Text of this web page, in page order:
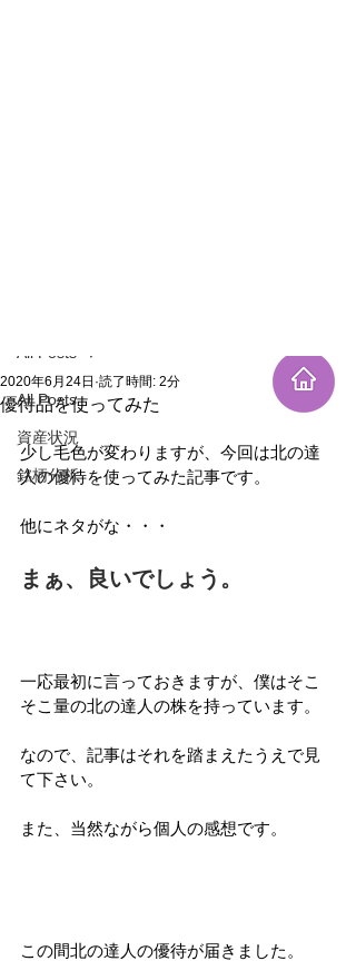
All Posts
資産状況
銘柄分析
All Posts
優待品を使ってみた
2020年6月24日 読了時間: 2分
少し毛色が変わりますが、今回は北の達
人の優待を使ってみた記事です。
他にネタがな・・・
まぁ、良いでしょう。
一応最初に言っておきますが、僕はそこ
そこ量の北の達人の株を持っています。
なので、記事はそれを踏まえたうえで見
て下さい。
また、当然ながら個人の感想です。
この間北の達人の優待が届きました。